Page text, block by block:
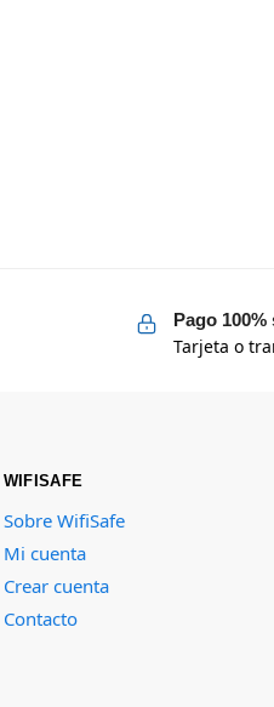
Pago
Tarjeta o
WIFISAFE
Sobre WifiSafe
Mi cuenta
Crear cuenta
Contacto